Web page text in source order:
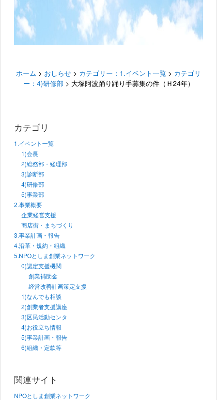
ホーム > おしらせ > カテゴリー：1.イベント一覧 > カテゴリ
ー：4)研修部> 大塚阿波踊り踊り手募集の件（Ｈ24年）
カテゴリ
1.イベント一覧
1)会長
2)総務部・経理部
3)診断部
4)研修部
5)事業部
2.事業概要
企業経営支援
商店街・まちづくり
3.事業計画・報告
4.沿革・規約・組織
5.NPOとしま創業ネットワーク
0)認定支援機関
創業補助金
経営改善計画策定支援
1)なんでも相談
2)創業者支援講座
3)区民活動センタ
4)お役立ち情報
5)事業計画・報告
6)組織・定款等
関連サイト
NPOとしま創業ネットワーク